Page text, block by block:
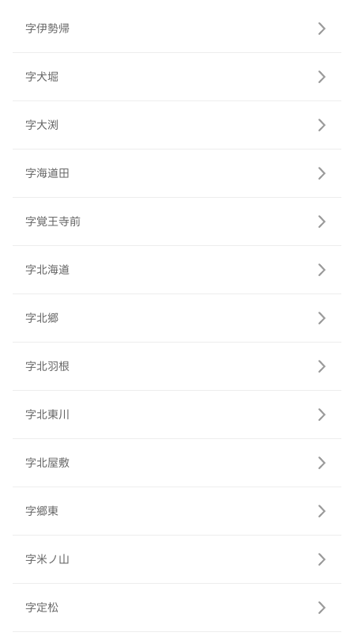
字伊勢帰
字犬堀
字大渕
字海道田
字覚王寺前
字北海道
字北郷
字北羽根
字北東川
字北屋敷
字郷東
字米ノ山
字定松